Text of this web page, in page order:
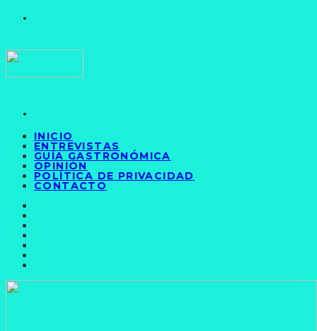
INICIO
ENTREVISTAS
GUÍA GASTRONÓMICA
OPINIÓN
POLÍTICA DE PRIVACIDAD
CONTACTO